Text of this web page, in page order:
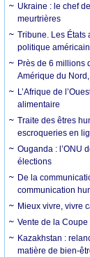
Ukraine : le chef
meurtrières
Tribune. Les États
politique
Près de 6 millions
Amérique du
L’Afrique de
alimentaire
Traite des êtres
escroqueries en
Ouganda : l’ONU
élections
De la
communication
Mieux vivre, vivre
Vente de la Coupe
Kazakhstan :
matière de bien-